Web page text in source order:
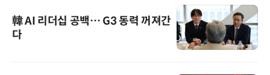
韓 AI 리더십 공백… G3 동력 꺼져간
다